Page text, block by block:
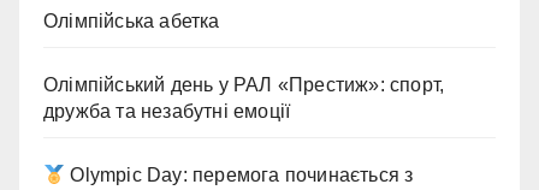
Олімпійська абетка
Олімпійський день у РАЛ «Престиж»: спорт,
дружба та незабутні емоції
Olympic Day: перемога починається з